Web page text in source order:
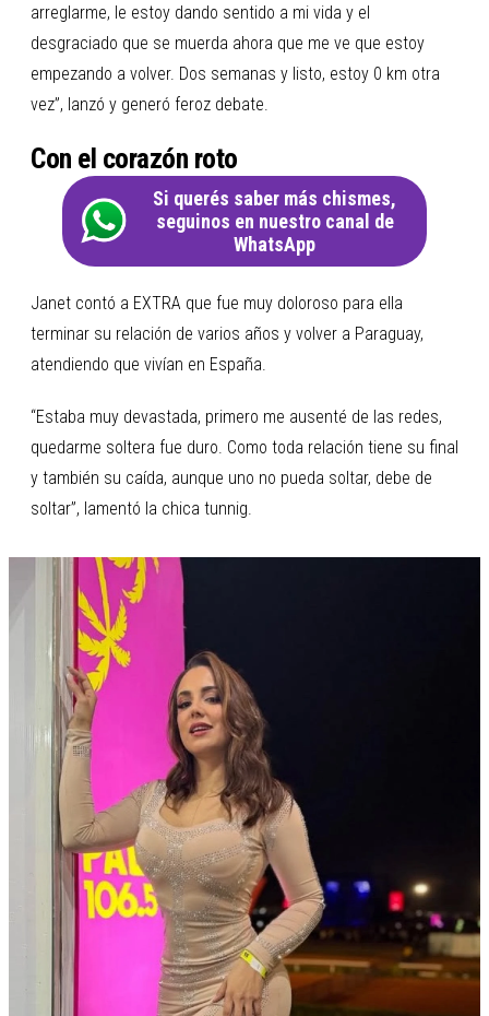
arreglarme, le estoy dando sentido a mi vida y el
desgraciado que se muerda ahora que me ve que estoy
empezando a volver. Dos semanas y listo, estoy 0 km otra
vez”, lanzó y generó feroz debate.
Con el corazón roto
Si querés saber más chismes,
seguinos en nuestro canal de
WhatsApp
Janet contó a EXTRA que fue muy doloroso para ella
terminar su relación de varios años y volver a Paraguay,
atendiendo que vivían en España.
“Estaba muy devastada, primero me ausenté de las redes,
quedarme soltera fue duro. Como toda relación tiene su final
y también su caída, aunque uno no pueda soltar, debe de
soltar”, lamentó la chica tunnig.